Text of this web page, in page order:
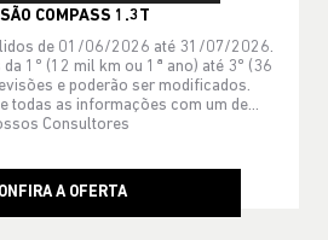
COMPASS 1.3T
de 01/06/2026 até 31/07/2026.
1º (12 mil km ou 1ª ano) até 3º (36
e poderão ser modificados.
todas as informações com um de
Consultores
A OFERTA